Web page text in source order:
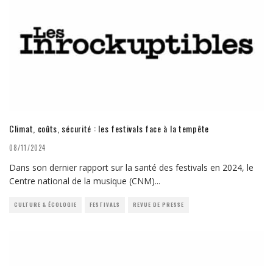
Climat, coûts, sécurité : les festivals face à la tempête
08/11/2024
Dans son dernier rapport sur la santé des festivals en 2024, le
Centre national de la musique (CNM)...
CULTURE & ÉCOLOGIE FESTIVALS REVUE DE PRESSE